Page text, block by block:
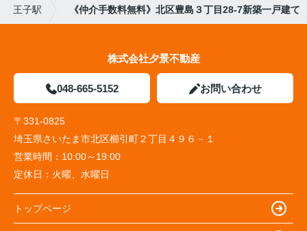
王子駅 《仲介手数料無料》北区豊島３丁目28-7新築一戸建て
株式会社夕景不動産
048-665-5152 お問い合わせ
〒331-0825
埼玉県さいたま市北区櫛引町２丁目４９６－１
営業時間： 10:00～19:00
定休日： 火曜、水曜日
トップページ